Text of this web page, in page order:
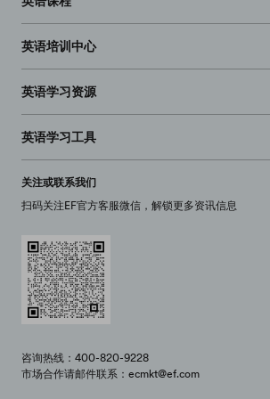
英语培训中心
英语学习资源
英语学习工具
关注或联系我们
扫码关注EF官方客服微信，解锁更多资讯信息
咨询热线：400-820-9228
市场合作请邮件联系：ecmkt@ef.com